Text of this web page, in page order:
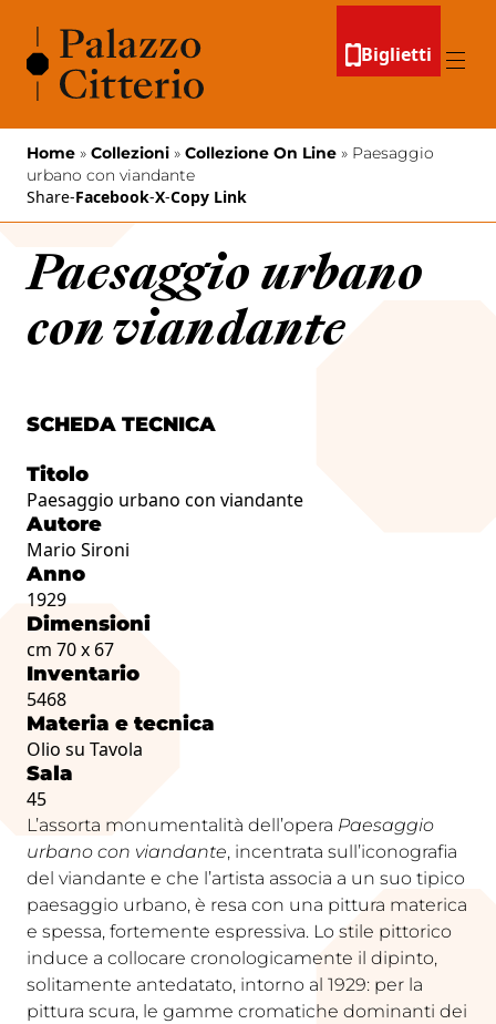
Biglietti
Menu
Home » Collezioni » Collezione On Line » Paesaggio
urbano con viandante
Share-Facebook-X-Copy Link
Paesaggio urbano
con viandante
SCHEDA TECNICA
Titolo
Paesaggio urbano con viandante
Autore
Mario Sironi
Anno
1929
Dimensioni
cm 70 x 67
Inventario
5468
Materia e tecnica
Olio su Tavola
Sala
45
L’assorta monumentalità dell’opera Paesaggio
urbano con viandante, incentrata sull’iconografia
del viandante e che l’artista associa a un suo tipico
paesaggio urbano, è resa con una pittura materica
e spessa, fortemente espressiva. Lo stile pittorico
induce a collocare cronologicamente il dipinto,
solitamente antedatato, intorno al 1929: per la
pittura scura, le gamme cromatiche dominanti dei